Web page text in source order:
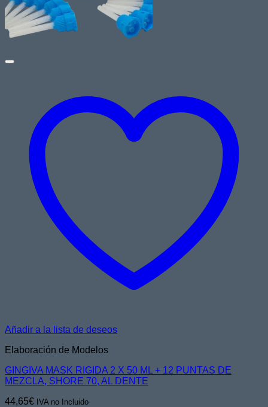
Añadir a la lista de deseos
Elaboración de Modelos
GINGIVA MASK RIGIDA 2 X 50 ML + 12 PUNTAS DE
MEZCLA, SHORE 70, AL DENTE
44,65€ IVA no Incluido